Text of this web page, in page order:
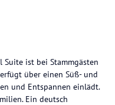
Suite ist bei Stammgästen
über einen Süß- und
und Entspannen einlädt.
Ein deutsch